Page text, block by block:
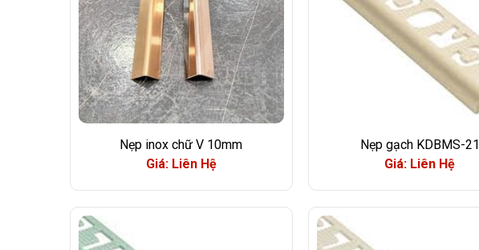
Nẹp inox chữ V 10mm
Giá: Liên Hệ
Nẹp gạch KDBMS-21
Giá: Liên Hệ